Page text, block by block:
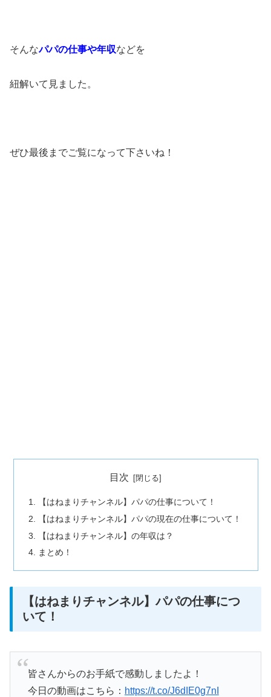
そんなパパの仕事や年収などを
紐解いて見ました。
ぜひ最後までご覧になって下さいね！
目次
【はねまりチャンネル】パパの仕事について！
【はねまりチャンネル】パパの現在の仕事について！
【はねまりチャンネル】の年収は？
まとめ！
【はねまりチャンネル】パパの仕事につ
いて！
皆さんからのお手紙で感動しましたよ！
今日の動画はこちら： https://t.co/J6dIE0g7nI